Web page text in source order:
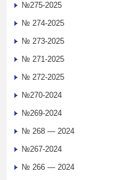
№275-2025
№ 274-2025
№ 273-2025
№ 271-2025
№ 272-2025
№270-2024
№269-2024
№ 268 — 2024
№267-2024
№ 266 — 2024